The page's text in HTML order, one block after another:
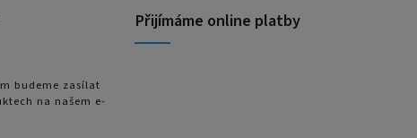
budeme zasílat
na našem e-
Přijímáme online platby